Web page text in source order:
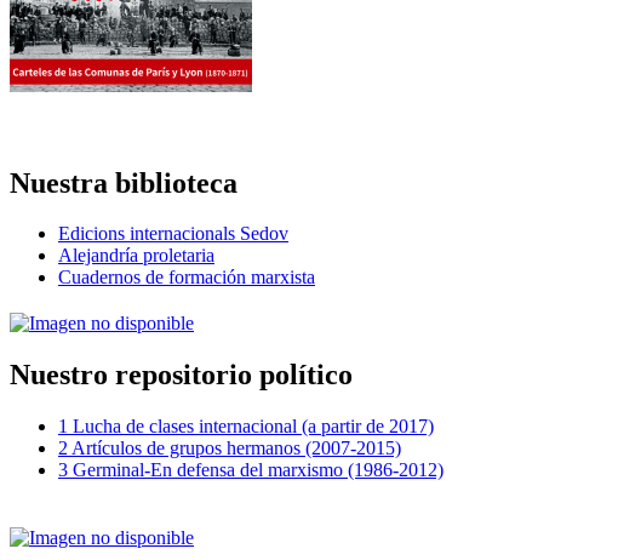
Nuestra biblioteca
Edicions internacionals Sedov
Alejandría proletaria
Cuadernos de formación marxista
Nuestro repositorio político
1 Lucha de clases internacional (a partir de 2017)
2 Artículos de grupos hermanos (2007-2015)
3 Germinal-En defensa del marxismo (1986-2012)